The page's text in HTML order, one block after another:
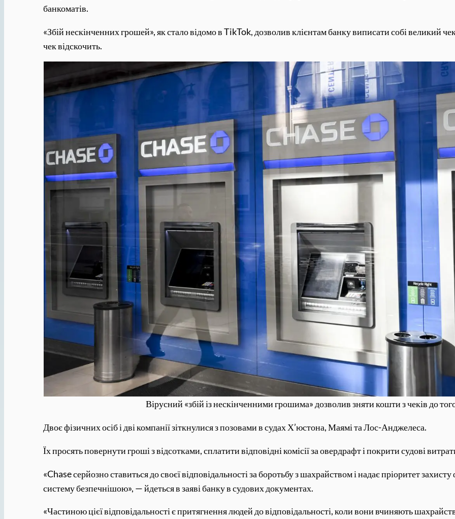
банкоматів.
«Збій нескінченних грошей», як стало відомо в TikTok, дозволив клієнтам банку виписати собі великий
чек відскочить.
Вірусний «збій із нескінченними грошима» дозволив зняти кошти з чеків до
Двоє фізичних осіб і дві компанії зіткнулися з позовами в судах Х’юстона, Маямі та Лос-Анджелеса.
Їх просять повернути гроші з відсотками, сплатити відповідні комісії за овердрафт і покрити судові
«Chase серйозно ставиться до своєї відповідальності за боротьбу з шахрайством і надає пріоритет
систему безпечнішою», — йдеться в заяві банку в судових документах.
«Частиною цієї відповідальності є притягнення людей до відповідальності, коли вони вчиняють